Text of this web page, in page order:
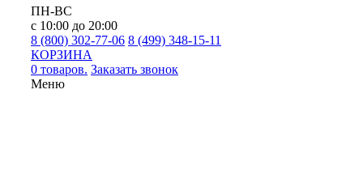
ПН-ВС
с 10:00 до 20:00
8 (800) 302-77-06 8 (499) 348-15-11
КОРЗИНА
0 товаров. Заказать звонок
Меню